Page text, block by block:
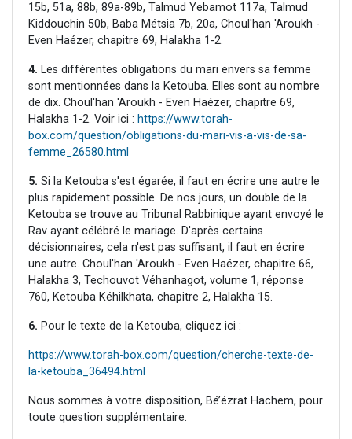
15b, 51a, 88b, 89a-89b, Talmud Yebamot 117a, Talmud
Kiddouchin 50b, Baba Métsia 7b, 20a, Choul'han 'Aroukh -
Even Haézer, chapitre 69, Halakha 1-2.
4. Les différentes obligations du mari envers sa femme
sont mentionnées dans la Ketouba. Elles sont au nombre
de dix. Choul'han 'Aroukh - Even Haézer, chapitre 69,
Halakha 1-2. Voir ici : https://www.torah-
box.com/question/obligations-du-mari-vis-a-vis-de-sa-
femme_26580.html
5. Si la Ketouba s'est égarée, il faut en écrire une autre le
plus rapidement possible. De nos jours, un double de la
Ketouba se trouve au Tribunal Rabbinique ayant envoyé le
Rav ayant célébré le mariage. D'après certains
décisionnaires, cela n'est pas suffisant, il faut en écrire
une autre. Choul'han 'Aroukh - Even Haézer, chapitre 66,
Halakha 3, Techouvot Véhanhagot, volume 1, réponse
760, Ketouba Kéhilkhata, chapitre 2, Halakha 15.
6. Pour le texte de la Ketouba, cliquez ici :
https://www.torah-box.com/question/cherche-texte-de-
la-ketouba_36494.html
Nous sommes à votre disposition, Bé’ézrat Hachem, pour
toute question supplémentaire.